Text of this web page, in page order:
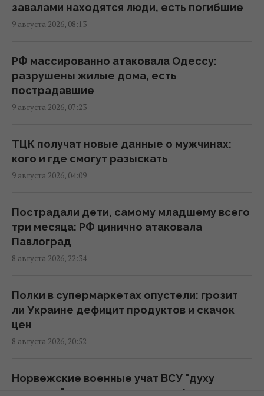
Россияне продвинулись в Часовом Яру, –
РФ готовит масштабные удары по Киеву
перед 24 августа: в ISW раскрыли цели
Россия нанесла массированный удар по
10:12 воскресенье, 09 августа 2026
ВСУ взяли в плен Мохамеда Салаха: в сети
09:46 воскресенье, 09 августа 2026
Оккупанты ударили по 10-этажке в
09:30 воскресенье, 09 августа 2026
завалами находятся люди, есть погибшие
9 августа 2026, 08:13
РФ массированно атаковала Одессу:
разрушены жилые дома, есть
пострадавшие
9 августа 2026, 07:23
ТЦК получат новые данные о мужчинах:
кого и где смогут разыскать
9 августа 2026, 04:09
Пострадали дети, самому младшему всего
три месяца: РФ цинично атаковала
Павлоград
8 августа 2026, 22:34
Полки в супермаркетах опустели: грозит
ли Украине дефицит продуктов и скачок
цен
8 августа 2026, 20:52
Норвежские военные учат ВСУ "духу
викингов": зачем это нужно на фронте